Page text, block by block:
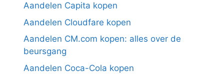
Aandelen Capita kopen
Aandelen Cloudfare kopen
Aandelen CM.com kopen: alles over de
beursgang
Aandelen Coca-Cola kopen